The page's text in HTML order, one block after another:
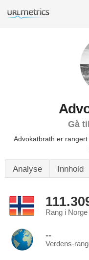
Gå
Advokatbrath er rangert
Analyse Innhold
Rang i Norge
--
Verdens-